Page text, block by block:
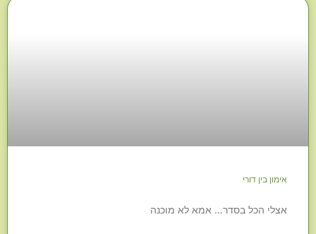
אימון בין דורי
אצלי הכל בסדר… אמא לא מוכנה